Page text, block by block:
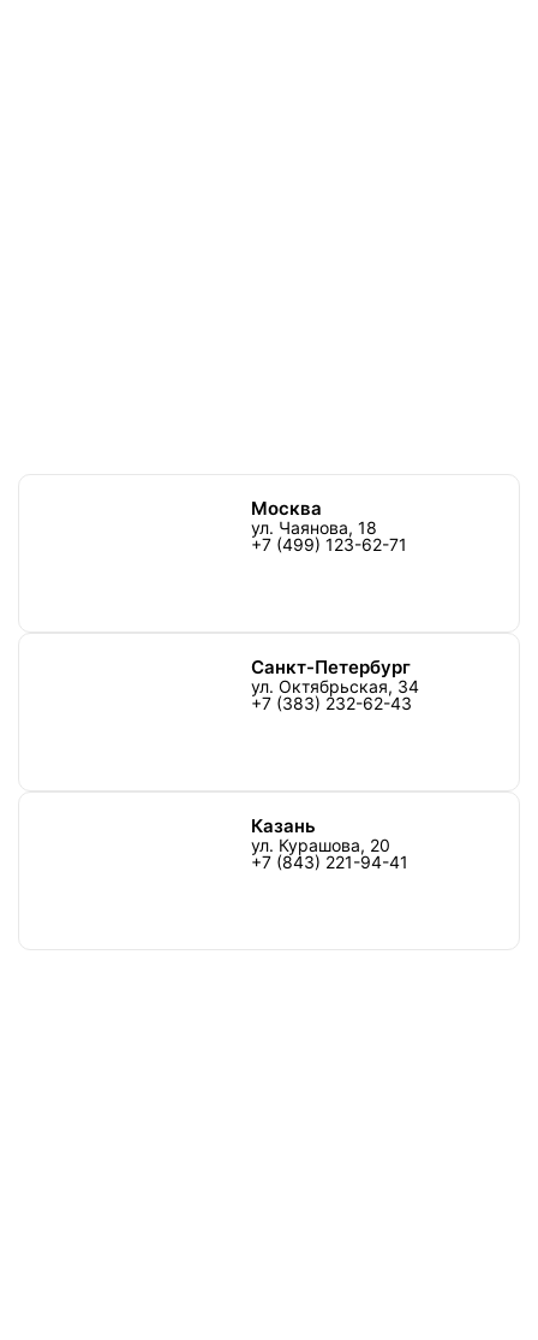
Москва
ул. Чаянова, 18
+7 (499) 123-62-71
Санкт-Петербург
ул. Октябрьская, 34
+7 (383) 232-62-43
Казань
ул. Курашова, 20
+7 (843) 221-94-41